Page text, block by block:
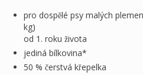
pro dospělé psy malých
kg)
od 1. roku života
jediná bílkovina*
50 % čerstvá křepelka